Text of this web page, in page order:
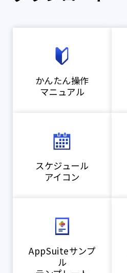
かんたん操作
マニュアル
スケジュール
アイコン
AppSuiteサンプ
ル